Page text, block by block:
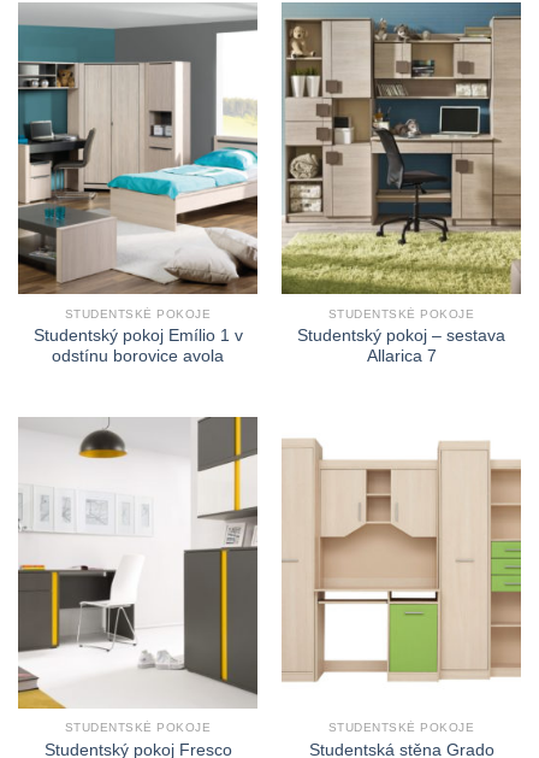
STUDENTSKÉ POKOJE
Studentský pokoj Emílio 1 v
odstínu borovice avola
STUDENTSKÉ POKOJE
Studentský pokoj – sestava
Allarica 7
STUDENTSKÉ POKOJE
Studentský pokoj Fresco
STUDENTSKÉ POKOJE
Studentská stěna Grado